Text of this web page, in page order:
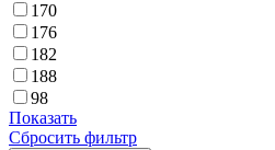
170
176
182
188
98
Показать
Сбросить фильтр